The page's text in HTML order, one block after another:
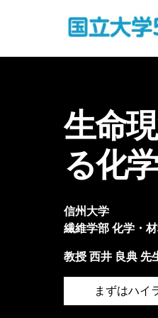
生命
る化
信州大学
繊維学部 化学・
教授 西井 良典 先
まずはハイ